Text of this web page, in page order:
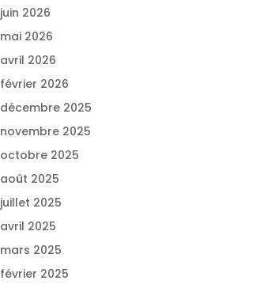
juin 2026
mai 2026
avril 2026
février 2026
décembre 2025
novembre 2025
octobre 2025
août 2025
juillet 2025
avril 2025
mars 2025
février 2025